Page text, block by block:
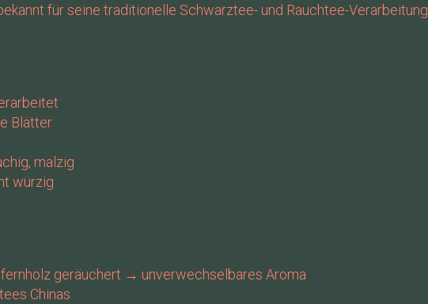
für seine traditionelle Schwarztee- und Rauchtee-Verarbeitung
Blätter
malzig
würzig
geräuchert → unverwechselbares Aroma
Chinas